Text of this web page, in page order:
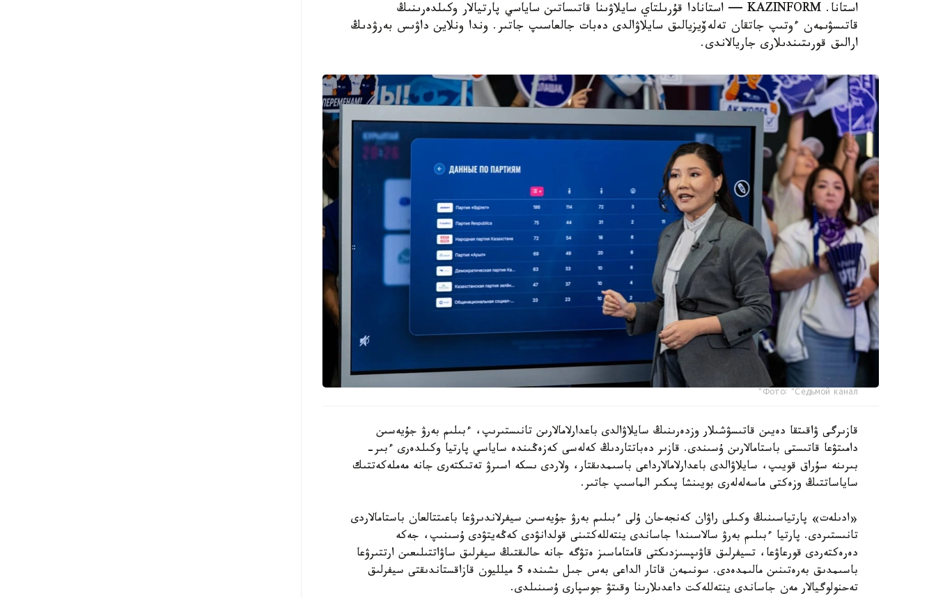
استانا. KAZINFORM — استانادا قۇرىلتاي سايلاۋىنا قاتىساتىن ساياسي پارتيالار وكىلدەرىنىڭ
قاتىسۋىمەن ءوتىپ جاتقان تەلەۆيزيالىق سايلاۋالدى دەبات جالعاسىپ جاتىر. وندا ونلاين داۋىس بەرۋدىڭ
ارالىق قورىتىندىلارى جاريالاندى.
Фото: "Седьмой канал"
قازىرگى ۋاقىتقا دەيىن قاتىسۋشىلار وزدەرىنىڭ سايلاۋالدى باعدارلامالارىن تانىستىرىپ، ءبىلىم بەرۋ جۇيەسىن
دامىتۋعا قاتىستى باستامالارىن ۇسىندى. قازىر دەباتتاردىڭ كەلەسى كەزەڭىندە ساياسي پارتيا وكىلدەرى ءبىر-
بىرىنە سۇراق قويىپ، سايلاۋالدى باعدارلامالارداعى باسىمدىقتار، ولاردى ىسكە اسىرۋ تەتىكتەرى جانە مەملەكەتتىك
ساياساتتىڭ وزەكتى ماسەلەلەرى بويىنشا پىكىر الماسىپ جاتىر.
«ادىلەت» پارتياسىنىڭ وكىلى راۋان كەنجەحان ۇلى ءبىلىم بەرۋ جۇيەسىن سيفرلاندىرۋعا باعىتتالعان باستامالاردى
تانىستىردى. پارتيا ءبىلىم بەرۋ سالاسىندا جاساندى ينتەللەكتىنى قولدانۋدى كەڭەيتۋدى ۇسىنىپ، جەكە
دەرەكتەردى قورعاۋعا، تسيفرلىق قاۋىپسىزدىكتى قامتاماسىز ەتۋگە جانە حالىقتىڭ سيفرلىق ساۋاتتىلىعىن ارتتىرۋعا
باسىمدىق بەرەتىنىن مالىمدەدى. سونىمەن قاتار الداعى بەس جىل ىشىندە 5 ميلليون قازاقستاندىقتى سيفرلىق
تەحنولوگيالار مەن جاساندى ينتەللەكت داعدىلارىنا وقىتۋ جوسپارى ۇسىنىلدى.